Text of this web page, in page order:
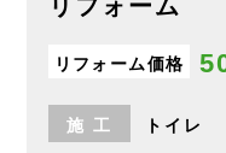
リフォーム
リフォーム価格
施 工 トイレ